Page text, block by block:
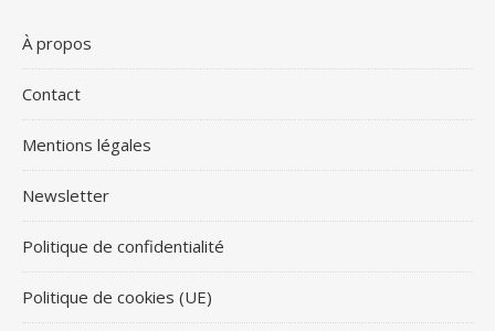
À propos
Contact
Mentions légales
Newsletter
Politique de confidentialité
Politique de cookies (UE)